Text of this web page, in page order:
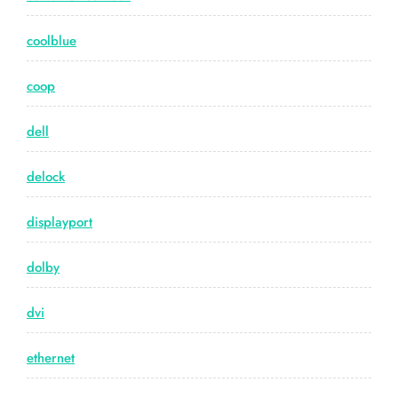
coolblue
coop
dell
delock
displayport
dolby
dvi
ethernet